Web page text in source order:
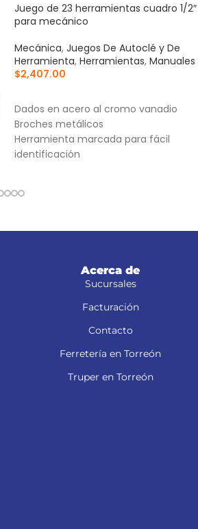
Juego de 23 herramientas cuadro 1/
para mecánico
Mecánica, Juegos De Autoclé y De
Herramienta, Herramientas, Manuales
$2,407.00
Dados en acero al cromo vanadio
Broches metálicos
Herramienta marcada para fácil
identificación
Acerca de
Sucursales
Facturación
Contacto
Ferretería en Torreón
Truper en Torreón